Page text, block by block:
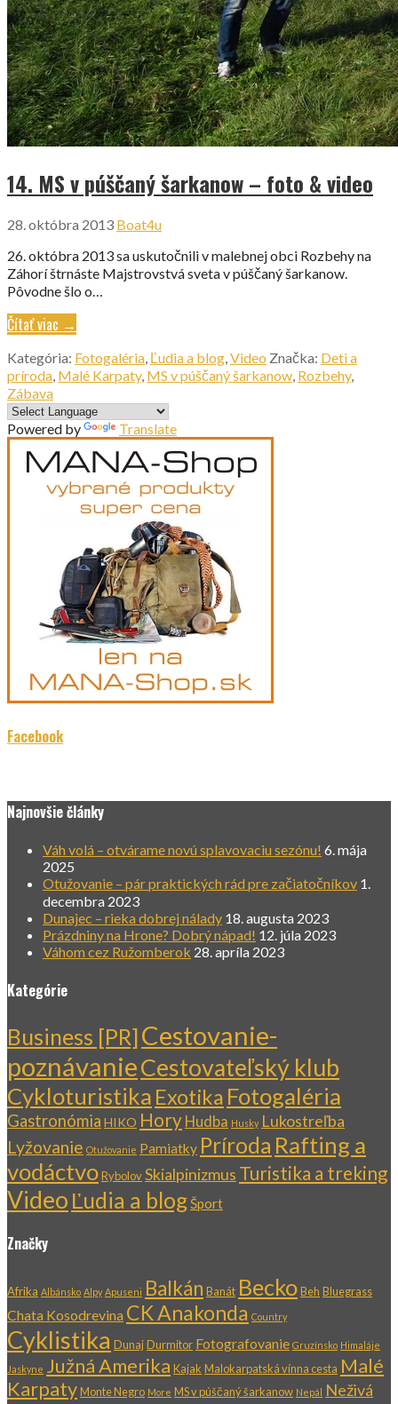
14. MS v púščaný šarkanow – foto & video
28. októbra 2013 Boat4u
26. októbra 2013 sa uskutočnili v malebnej obci Rozbehy na
Záhorí štrnáste Majstrovstvá sveta v púščaný šarkanow.
Pôvodne šlo o…
Čítať viac →
Kategória: Fotogaléria, Ľudia a blog,Video Značka: Deti a
príroda, Malé Karpaty, MS v púščaný šarkanow, Rozbehy,
Zábava
Powered by Translate
Facebook
Najnovšie články
Váh volá – otvárame novú splavovaciu sezónu! 6. mája
2025
Otužovanie – pár praktických rád pre začiatočníkov 1.
decembra 2023
Dunajec – rieka dobrej nálady 18. augusta 2023
Prázdniny na Hrone? Dobrý nápad! 12. júla 2023
Váhom cez Ružomberok 28. apríla 2023
Kategórie
Business [PR]Cestovanie-
poznávanieCestovateľský klub
Cykloturistika Exotika Fotogaléria
Gastronómia HIKO Hory Hudba Husky Lukostreľba
Lyžovanie Otužovanie Pamiatky Príroda Rafting a
vodáctvoRybolovSkialpinizmus Turistika a treking
Video Ľudia a blogŠport
Značky
Afrika Albánsko Alpy Apuseni Balkán Banát BeckoBeh Bluegrass
Chata Kosodrevina CK Anakonda Country
Cyklistika DunajDurmitor Fotografovanie Gruzínsko Himaláje
Jaskyne Južná Amerika Kajak Malokarpatská vínna cesta Malé
KarpatyMonte Negro More MS v púščaný šarkanow Nepál Neživá